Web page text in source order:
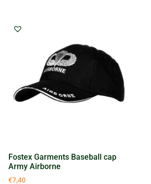
Fostex Garments Baseball cap
Army Airborne
€7,40